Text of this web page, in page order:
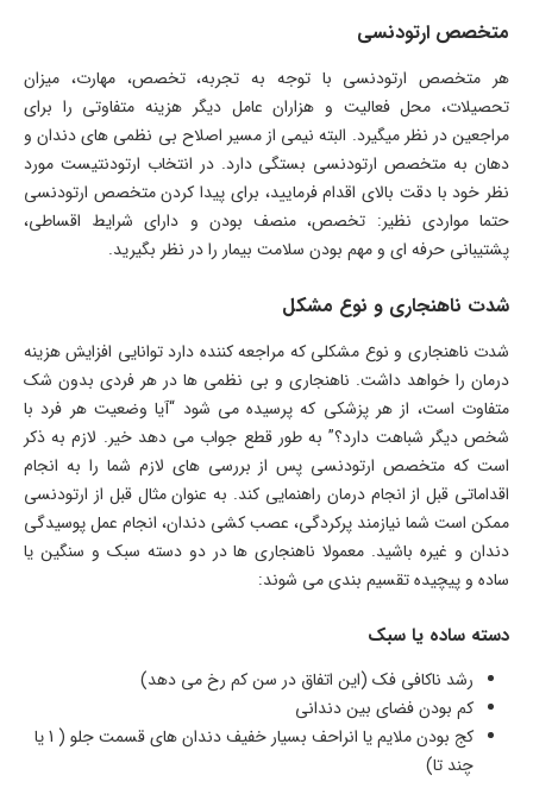
متخصص ارتودنسی
هر متخصص ارتودنسی با توجه به تجربه، تخصص، مهارت، میزان
تحصیلات، محل فعالیت و هزاران عامل دیگر هزینه متفاوتی را برای
مراجعین در نظر میگیرد. البته نیمی از مسیر اصلاح بی نظمی های دندان و
دهان به متخصص ارتودنسی بستگی دارد. در انتخاب ارتودنتیست مورد
نظر خود با دقت بالای اقدام فرمایید، برای پیدا کردن متخصص ارتودنسی
حتما مواردی نظیر: تخصص، منصف بودن و دارای شرایط اقساطی،
پشتیبانی حرفه ای و مهم بودن سلامت بیمار را در نظر بگیرید.
شدت ناهنجاری و نوع مشکل
شدت ناهنجاری و نوع مشکلی که مراجعه کننده دارد توانایی افزایش هزینه
درمان را خواهد داشت. ناهنجاری و بی نظمی ها در هر فردی بدون شک
متفاوت است، از هر پزشکی که پرسیده می شود “آیا وضعیت هر فرد با
شخص دیگر شباهت دارد؟” به طور قطع جواب می دهد خیر. لازم به ذکر
است که متخصص ارتودنسی پس از بررسی های لازم شما را به انجام
اقداماتی قبل از انجام درمان راهنمایی کند. به عنوان مثال قبل از ارتودنسی
ممکن است شما نیازمند پرکردگی، عصب کشی دندان، انجام عمل پوسیدگی
دندان و غیره باشید. معمولا ناهنجاری ها در دو دسته سبک و سنگین یا
ساده و پیچیده تقسیم بندی می شوند:
دسته ساده یا سبک
رشد ناکافی فک (این اتفاق در سن کم رخ می دهد)
کم بودن فضای بین دندانی
کج بودن ملایم یا انراحف بسیار خفیف دندان های قسمت جلو ( 1 یا
چند تا)